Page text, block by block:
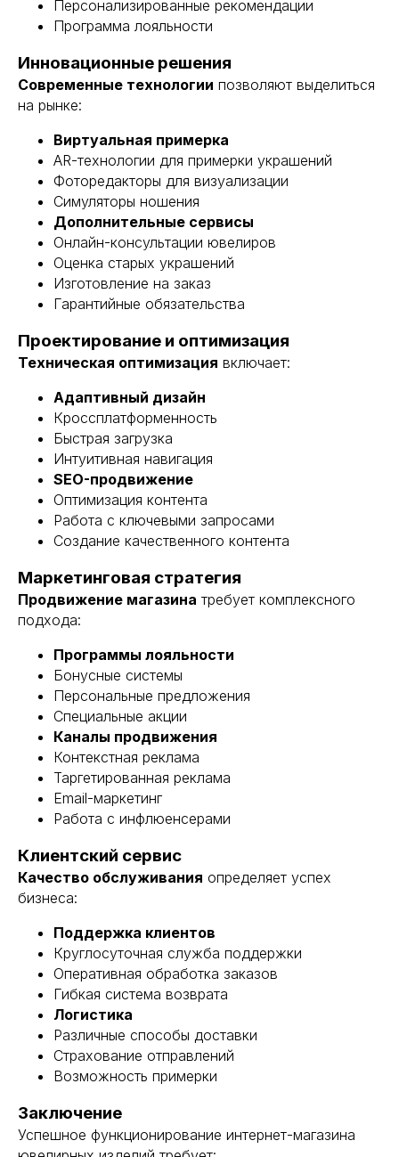
Персонализированные рекомендации
Программа лояльности
Инновационные решения
Современные технологии позволяют выделиться
на рынке:
Виртуальная примерка
AR-технологии для примерки украшений
Фоторедакторы для визуализации
Симуляторы ношения
Дополнительные сервисы
Онлайн-консультации ювелиров
Оценка старых украшений
Изготовление на заказ
Гарантийные обязательства
Проектирование и оптимизация
Техническая оптимизация включает:
Адаптивный дизайн
Кроссплатформенность
Быстрая загрузка
Интуитивная навигация
SEO-продвижение
Оптимизация контента
Работа с ключевыми запросами
Создание качественного контента
Маркетинговая стратегия
Продвижение магазина требует комплексного
подхода:
Программы лояльности
Бонусные системы
Персональные предложения
Специальные акции
Каналы продвижения
Контекстная реклама
Таргетированная реклама
Email-маркетинг
Работа с инфлюенсерами
Клиентский сервис
Качество обслуживания определяет успех
бизнеса:
Поддержка клиентов
Круглосуточная служба поддержки
Оперативная обработка заказов
Гибкая система возврата
Логистика
Различные способы доставки
Страхование отправлений
Возможность примерки
Заключение
Успешное функционирование интернет-магазина